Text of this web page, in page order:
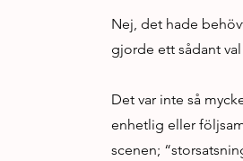
Nej, det hade
gjorde ett sådant
Det var inte så
enhetlig eller
scenen;